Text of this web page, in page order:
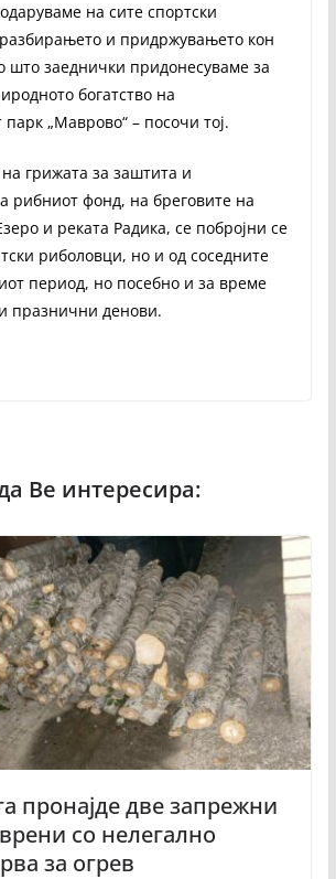
на сите спортски
и придржувањето кон
што заеднички придонесуваме за
богатство на
„Маврово“ – посочи тој.
грижата за заштита и
рибниот фонд, на бреговите на
и реката Радика, се побројни се
риболовци, но и од соседните
период, но посебно и за време
празнични денови.
пронајде две запрежни
со нелегално
за огрев